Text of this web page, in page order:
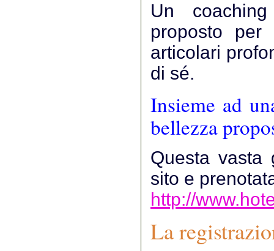
Un
proposto
articolari
di sé.
Insieme ad
bellezza
Questa vasta
sito e
http://
La